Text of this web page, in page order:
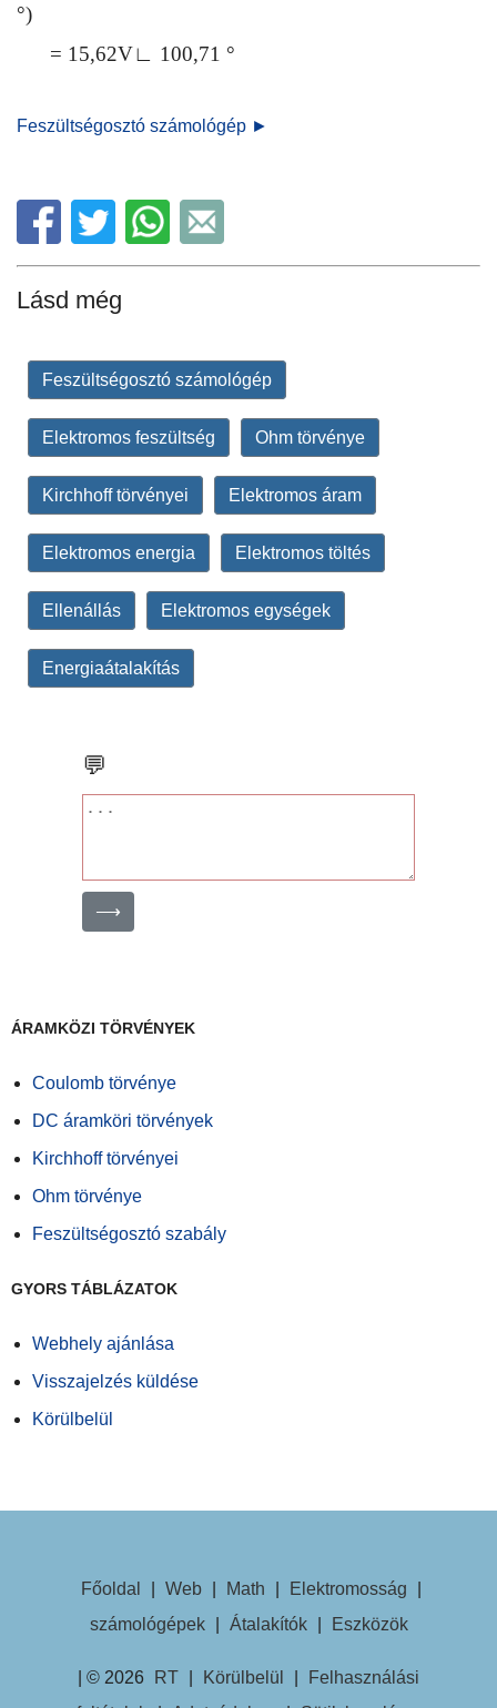
°)
= 15,62V∟ 100,71 °
Feszültségosztó számológép ►
Lásd még
Feszültségosztó számológép
Elektromos feszültség Ohm törvénye
Kirchhoff törvényei Elektromos áram
Elektromos energia Elektromos töltés
Ellenállás Elektromos egységek
Energiaátalakítás
💬
⟶
ÁRAMKÖZI TÖRVÉNYEK
Coulomb törvénye
DC áramköri törvények
Kirchhoff törvényei
Ohm törvénye
Feszültségosztó szabály
GYORS TÁBLÁZATOK
Webhely ajánlása
Visszajelzés küldése
Körülbelül
Főoldal Web Math Elektromosság
számológépek
Átalakítók Eszközök
| © 2026 RT Körülbelül
Felhasználási